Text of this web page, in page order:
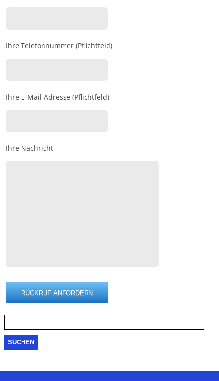
Ihre Telefonnummer (Pflichtfeld)
Ihre E-Mail-Adresse (Pflichtfeld)
Ihre Nachricht
nach: